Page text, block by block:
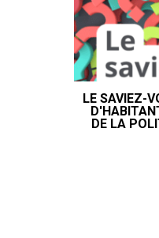
LE SAVIEZ-
DE LA